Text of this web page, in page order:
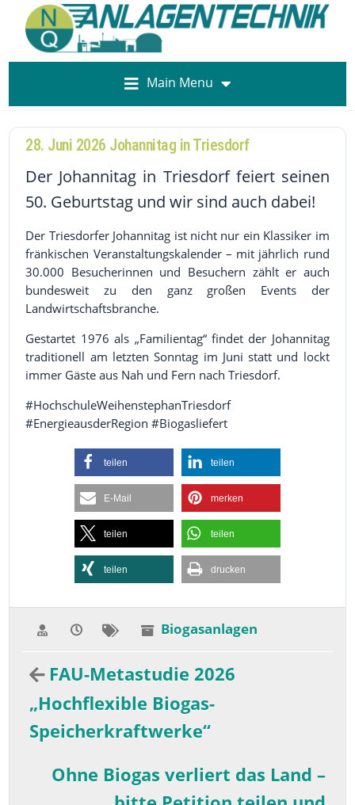
Main Menu
28. Juni 2026 Johannitag in Triesdorf
Der Johannitag in Triesdorf feiert seinen
50. Geburtstag und wir sind auch dabei!
Der Triesdorfer Johannitag ist nicht nur ein Klassiker im
fränkischen Veranstaltungskalender – mit jährlich rund
30.000 Besucherinnen und Besuchern zählt er auch
bundesweit zu den ganz großen Events der
Landwirtschaftsbranche.
Gestartet 1976 als „Familientag“ findet der Johannitag
traditionell am letzten Sonntag im Juni statt und lockt
immer Gäste aus Nah und Fern nach Triesdorf.
#HochschuleWeihenstephanTriesdorf
#EnergieausderRegion #Biogasliefert
teilen teilen
E-Mail merken
teilen teilen
teilen drucken
Biogasanlagen
FAU-Metastudie 2026
„Hochflexible Biogas-
Speicherkraftwerke“
Ohne Biogas verliert das Land –